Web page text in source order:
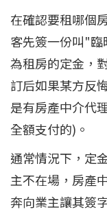
在確認要租哪個
客先簽一份叫"
為租房的定金，
訂后如果某方反
是有房產中介代
全額支付的)。
通常情況下，定
主不在場，房產
奔向業主讓其簽